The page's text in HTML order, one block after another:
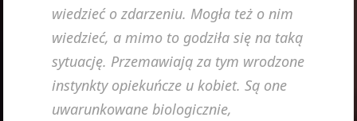
wiedzieć o zdarzeniu. Mogła też o nim
wiedzieć, a mimo to godziła się na taką
sytuację. Przemawiają za tym wrodzone
instynkty opiekuńcze u kobiet. Są one
uwarunkowane biologicznie,